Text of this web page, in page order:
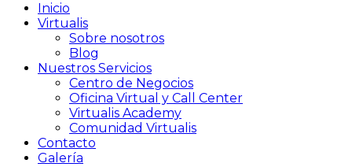
Inicio
Virtualis
Sobre nosotros
Blog
Nuestros Servicios
Centro de Negocios
Oficina Virtual y Call Center
Virtualis Academy
Comunidad Virtualis
Contacto
Galería